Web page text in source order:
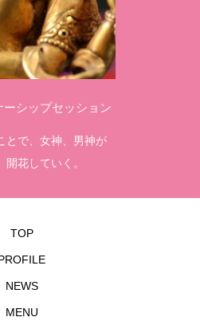
シップセッション
とで、女神、男神が
開花していく。
TOP
NEWS
MENU